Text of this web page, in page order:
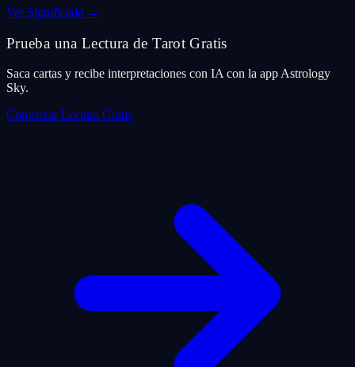
Ver Significado →
Prueba una Lectura de Tarot Gratis
Saca cartas y recibe interpretaciones con IA con la app Astrology
Sky.
Comenzar Lectura Gratis